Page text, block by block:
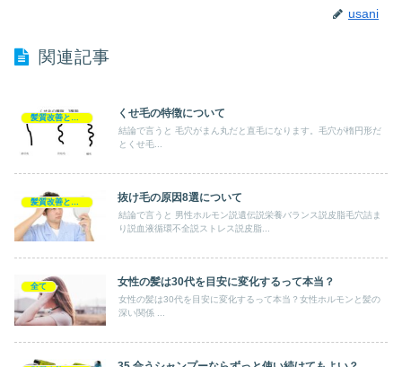
usani
関連記事
髪質改善とヘアの疑問 くせ毛の特徴について
結論で言うと 毛穴がまん丸だと直毛になります。毛穴が楕円形だ
とくせ毛...
髪質改善とヘアの疑問 抜け毛の原因8選について
結論で言うと 男性ホルモン説遺伝説栄養バランス説皮脂毛穴詰ま
り説血液循環不全説ストレス説皮脂...
全て 女性の髪は30代を目安に変化するって本当？
女性の髪は30代を目安に変化するって本当？女性ホルモンと髪の
深い関係 ...